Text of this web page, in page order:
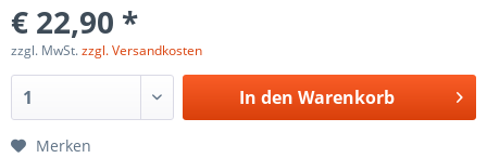
€ 22,90 *
zzgl. MwSt.zzgl. Versandkosten
In den Warenkorb
Merken